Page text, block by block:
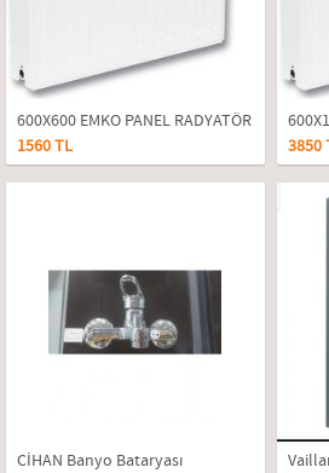
600X600 EMKO PANEL RADYATÖR
1560 TL
3850
CİHAN Banyo Bataryası